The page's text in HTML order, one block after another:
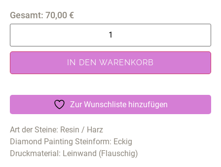
Gesamt: 70,00 €
IN DEN WARENKORB
Zur Wunschliste hinzufügen
Art der Steine: Resin / Harz
Diamond Painting Steinform: Eckig
Druckmaterial: Leinwand (Flauschig)